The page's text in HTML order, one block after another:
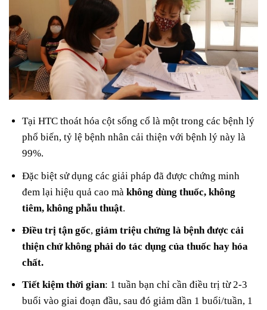
Tại HTC thoát hóa cột sống cổ là một trong các bệnh lý
phổ biến, tỷ lệ bệnh nhân cải thiện với bệnh lý này là
99%.
Đặc biệt sử dụng các giải pháp đã được chứng minh
đem lại hiệu quả cao màkhông dùng thuốc, không
tiêm, không phẫu thuật.
Điều trị tận gốc,giảm triệu chứng là bệnh được cải
thiện chứ không phải do tác dụng của thuốc hay hóa
chất.
Tiết kiệm thời gian: 1 tuần bạn chỉ cần điều trị từ 2-3
buổi vào giai đoạn đầu, sau đó giảm dần 1 buổi/tuần, 1